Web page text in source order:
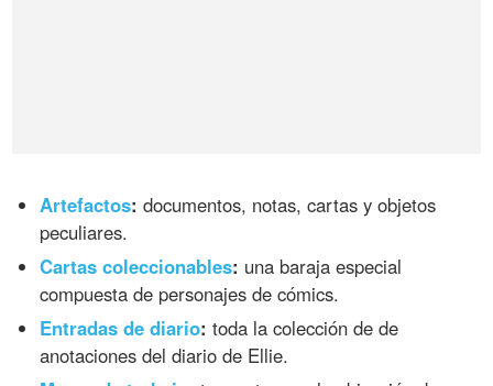
Artefactos: documentos, notas, cartas y objetos
peculiares.
Cartas coleccionables: una baraja especial
compuesta de personajes de cómics.
Entradas de diario: toda la colección de de
anotaciones del diario de Ellie.